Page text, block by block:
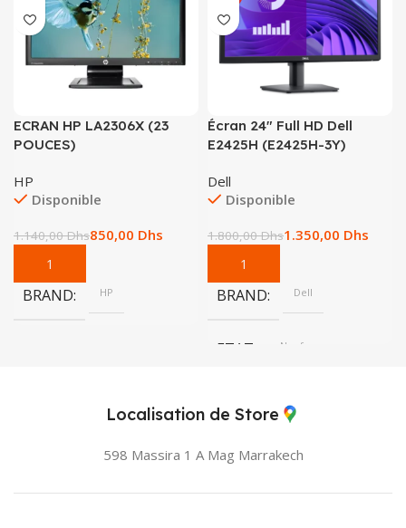
ECRAN HP LA2306X (23
POUCES)
HP
Disponible
1.140,00Dhs850,00 Dhs
BRAND HP
Écran 24″ Full HD Dell
E2425H (E2425H-3Y)
Dell
Disponible
1.800,00Dhs1.350,00 Dhs
BRAND Dell
ETAT Neuf
Localisation de Store
598 Massira 1 A Mag Marrakech